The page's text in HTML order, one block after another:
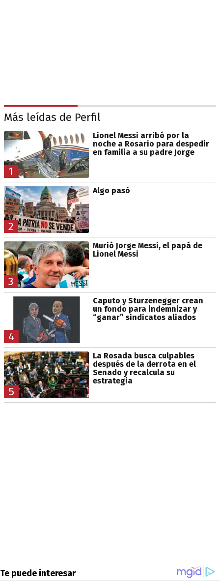
Más leídas de Perfil
1
Lionel Messi arribó por la
noche a Rosario para despedir
en familia a su padre Jorge
2
Algo pasó
3
Murió Jorge Messi, el papá de
Lionel Messi
4
Caputo y Sturzenegger crean
un fondo para indemnizar y
“ganar” sindicatos aliados
5
La Rosada busca culpables
después de la derrota en el
Senado y recalcula su
estrategia